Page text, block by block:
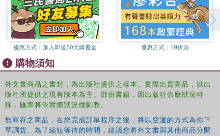
a list of vocabulary and explanations of expressions. The
reading materials provided mainly cover Chinese history,
comparative literature, religion, and culture.
The book can be used as a textbook or self-study guide
for scholars of Asian studies, as well as students who
have completed two years of basic language learning and
優惠方式： 加入即送50元購書金 優惠方式： 19折起
購物須知
外文書商品之書封，為出版社提供之樣本。實際出貨商品，以出
版社所提供之現有版本為主。部份書籍，因出版社供應狀況特
殊，匯率將依實際狀況做調整。
無庫存之商品，在您完成訂單程序之後，將以空運的方式為你下
單調貨。為了縮短等待的時間，建議您將外文書與其他商品分開